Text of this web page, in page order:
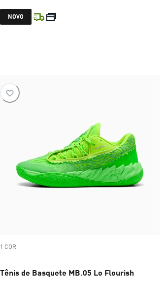
preço atual R$ 1.199,99
NOVO
1 COR
Tênis de Basquete MB.05 Lo Flourish